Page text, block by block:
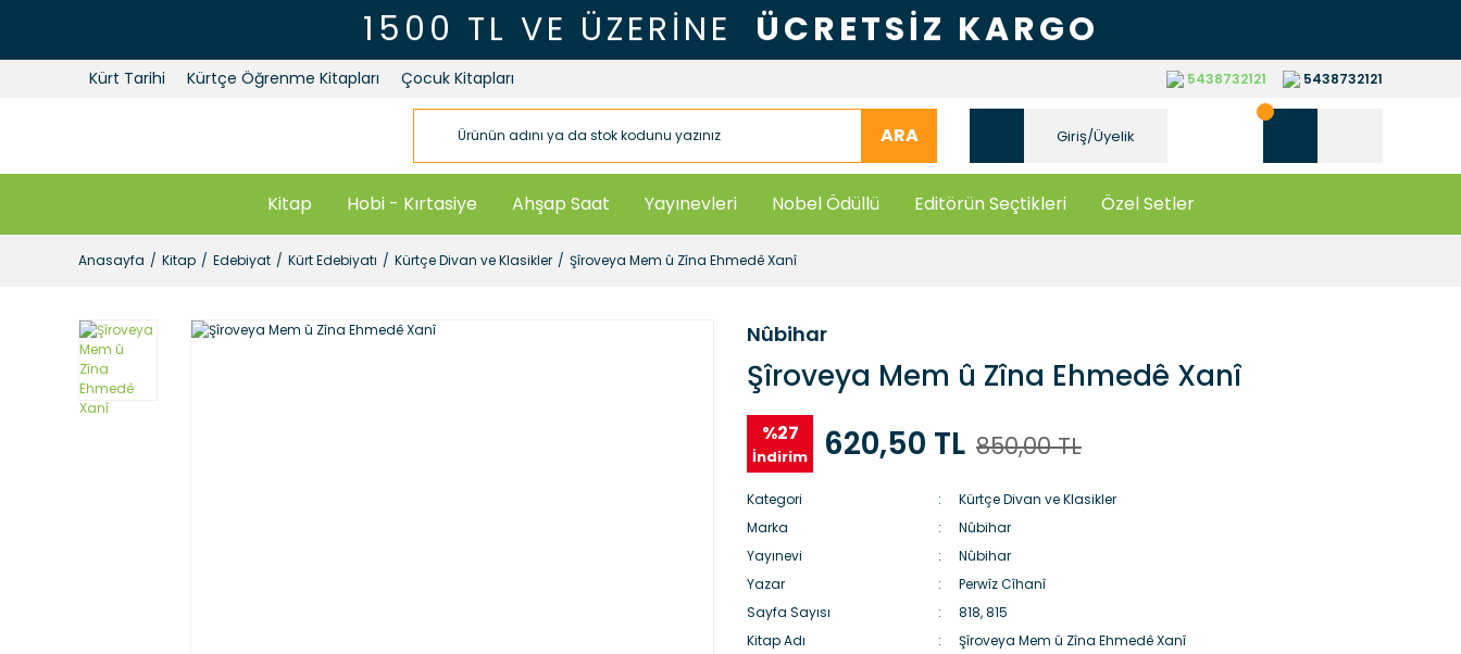
1500 TL VE ÜZERİNE ÜCRETSİZ KARGO
Kürt Tarihi Kürtçe Öğrenme Kitapları Çocuk Kitapları 5438732121 5438732121
ARA Giriş/Üyelik
Kitap Hobi - Kırtasiye Ahşap Saat Yayınevleri Nobel Ödüllü Editörün Seçtikleri Özel Setler
Anasayfa Kitap Edebiyat Kürt Edebiyatı Kürtçe Divan ve Klasikler Şîroveya Mem û Zîna Ehmedê Xanî
Nûbihar
Şîroveya Mem û Zîna Ehmedê Xanî
%27
İndirim 620,50 TL 850,00 TL
Kategori
Kürtçe Divan ve Klasikler
Marka
Nûbihar
Yayınevi
Nûbihar
Yazar
Perwîz Cîhanî
Sayfa Sayısı
818, 815
Kitap Adı
Şîroveya Mem û Zîna Ehmedê Xanî